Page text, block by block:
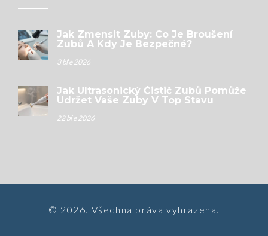
Jak Zmensit Zuby: Co Je Broušení
Zubů A Kdy Je Bezpečné?
3 bře 2026
Jak Ultrasonický Čistič Zubů Pomůže
Udržet Vaše Zuby V Top Stavu
22 bře 2026
© 2026. Všechna práva vyhrazena.